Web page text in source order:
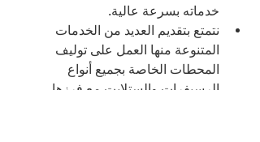
خدماته بسرعة عالية.
نتمتع بتقديم العديد من الخدمات
المتنوعة منها العمل على توليف
المحطات الخاصة بجميع أنواع
الرسيفرات والستلايت مع فرزها